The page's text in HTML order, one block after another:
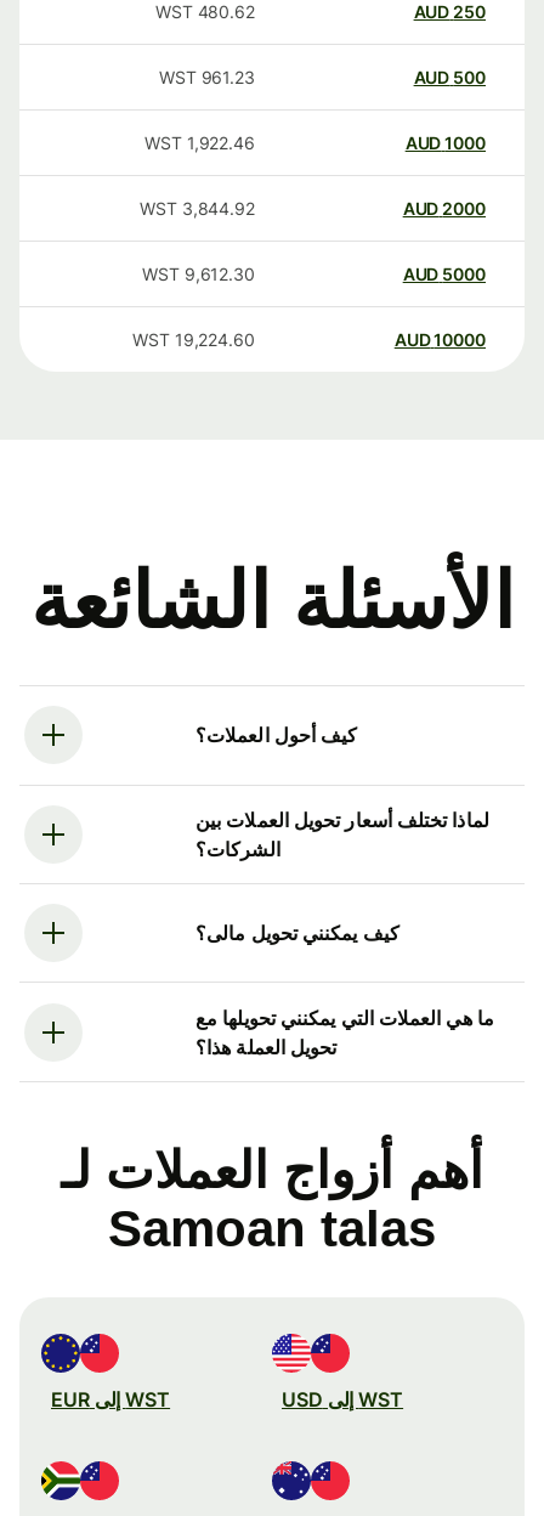
250
AUD
480.62
WST
500
AUD
961.23
WST
1000
AUD
1,922.46
WST
2000
AUD
3,844.92
WST
5000
AUD
9,612.30
WST
10000
AUD
19,224.60
WST
الأسئلة الشائعة
كيف أحول العملات؟
لماذا تختلف أسعار تحويل العملات بين
الشركات؟
كيف يمكنني تحويل مالى؟
ما هي العملات التي يمكنني تحويلها مع
تحويل العملة هذا؟
أهم أزواج العملات لـ
Samoan talas
WST إلى USD WST إلى EUR